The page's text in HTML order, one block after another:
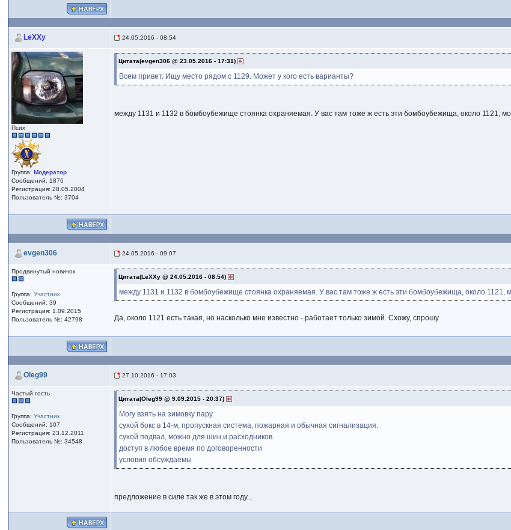
LeXXy 24.05.2016 - 08:54
Псих
Группа:Модератор
Сообщений: 1876
Регистрация: 28.05.2004
Пользователь №: 3704
Цитата(evgen306 @ 23.05.2016 - 17:31)
Всем привет. Ищу место рядом с 1129. Может у кого есть варианты?
между 1131 и 1132 в бомбоубежище стоянка охраняемая. У вас там тоже ж есть эти бомбоубежища, около 1121,
evgen306 24.05.2016 - 09:07
Продвинутый новичок
Группа:Участник
Сообщений: 39
Регистрация: 1.09.2015
Пользователь №: 42798
Цитата(LeXXy @ 24.05.2016 - 08:54)
между 1131 и 1132 в бомбоубежище стоянка охраняемая. У вас там тоже ж есть эти бомбоубежища, около 1121,
Да, около 1121 есть такая, но насколько мне известно - работает только зимой. Схожу, спрошу
Oleg99 27.10.2016 - 17:03
Частый гость
Группа:Участник
Сообщений: 107
Регистрация: 23.12.2011
Пользователь №: 34548
Цитата(Oleg99 @ 9.09.2015 - 20:37)
Могу взять на зимовку пару.
сухой бокс в 14-м, пропускная система, пожарная и обычная сигнализация.
сухой подвал, можно для шин и расходников.
доступ в любое время по договоренности
условия обсуждаемы
предложение в силе так же в этом году...